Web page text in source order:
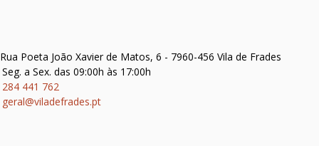
Poeta João Xavier de Matos, 6 - 7960-456 Vila de Frades
Seg. a Sex. das 09:00h às 17:00h
284 441 762
geral@viladefrades.pt